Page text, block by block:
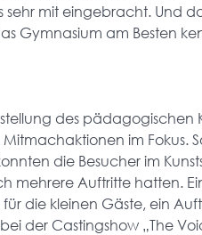
mit eingebracht. Und
Gymnasium am Besten
des pädagogischen
im Fokus.
die Besucher im
mehrere Auftritte hatten.
die kleinen Gäste, ein
der Castingshow „The